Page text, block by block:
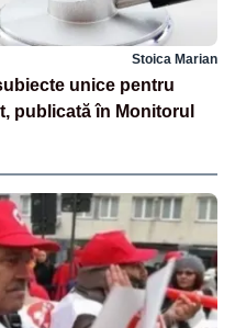
Stoica Marian
unice pentru
publicată în Monitorul